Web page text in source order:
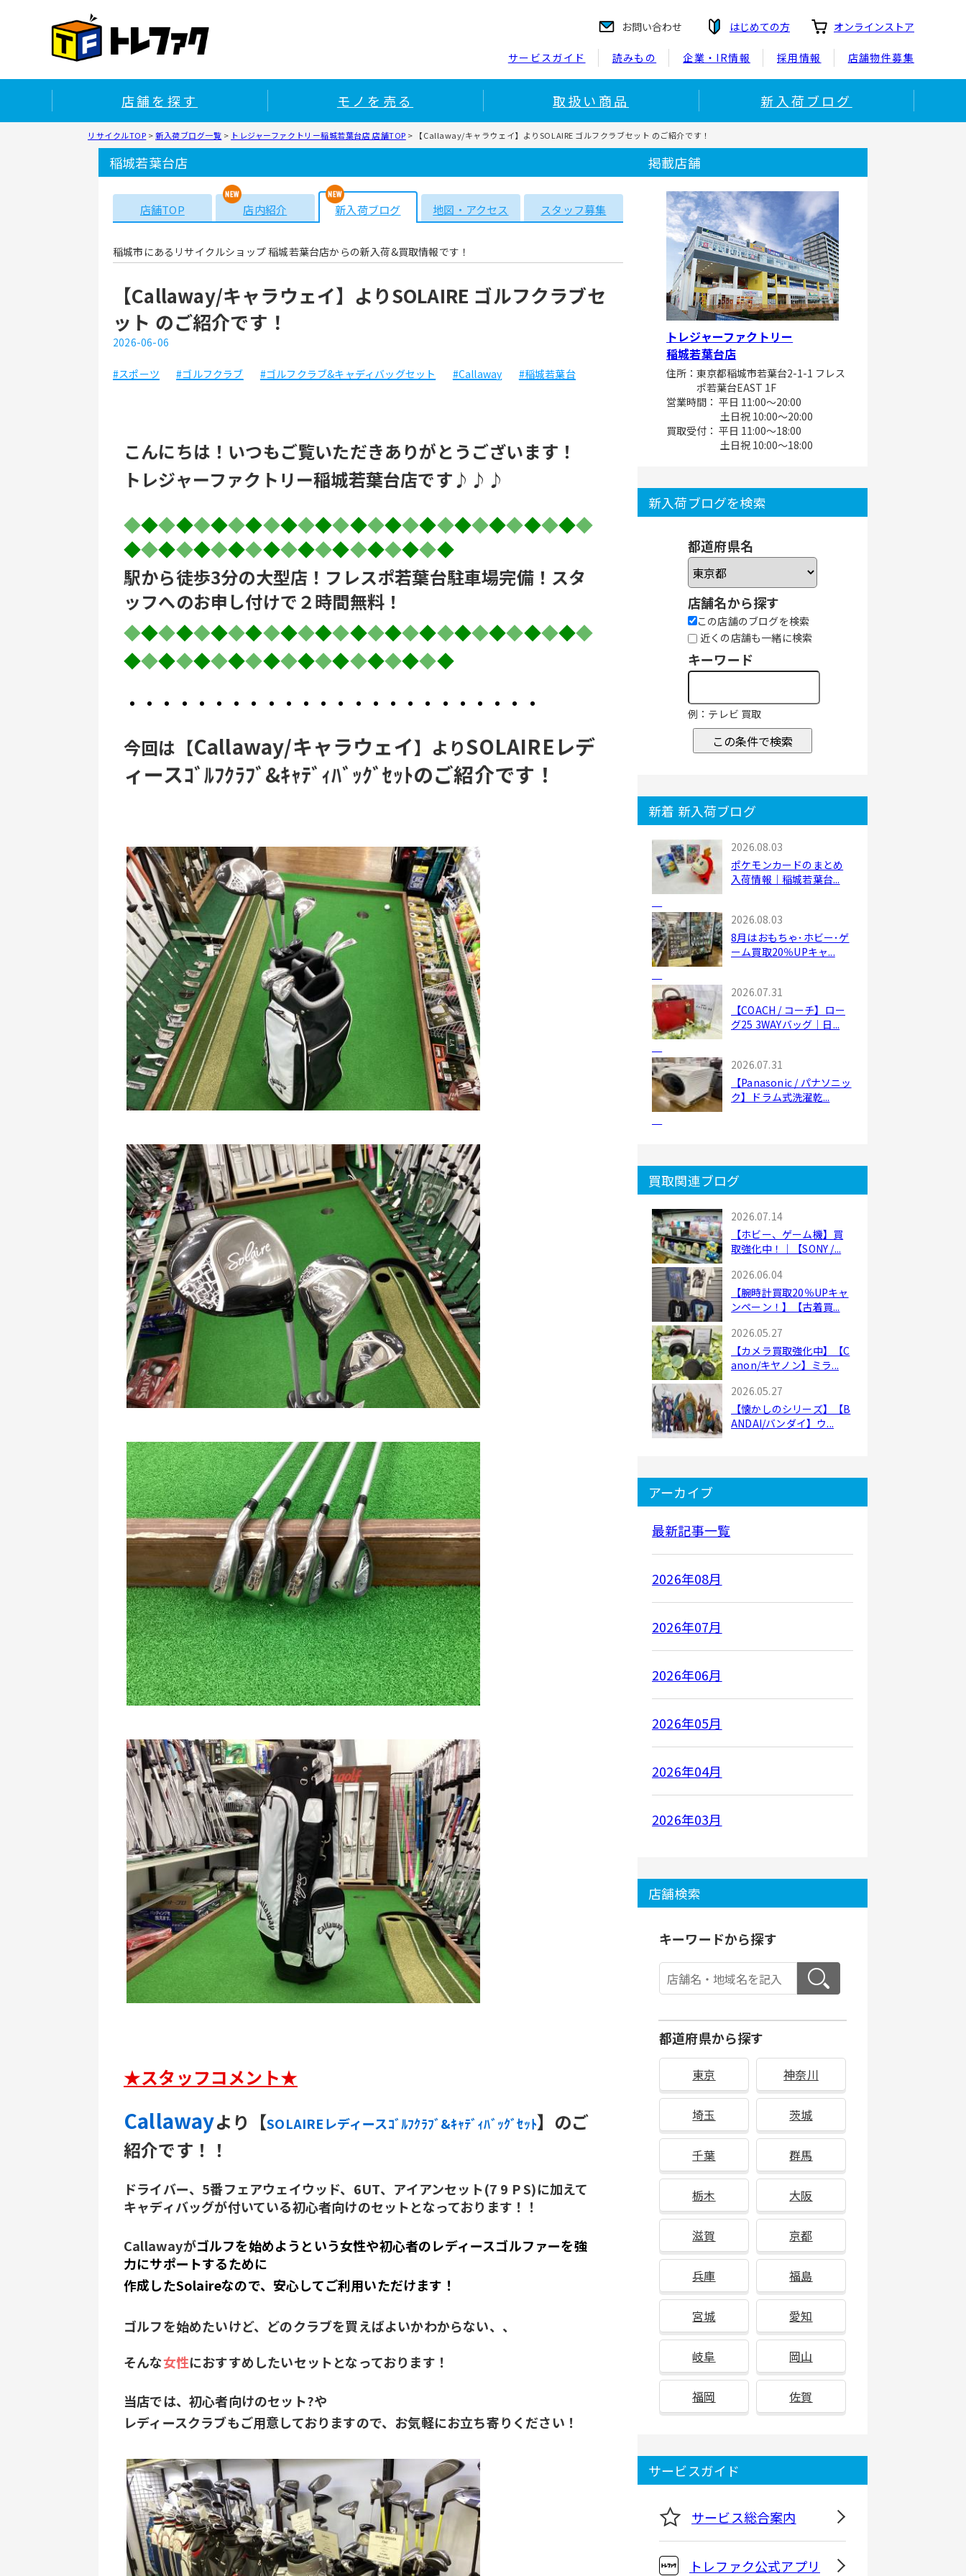
お問い合わせ はじめての方 オンラインストア
サービスガイド 読みもの 企業・IR情報 採用情報 店舗物件募集
店舗を探す モノを売る 取扱い商品 新入荷ブログ
リサイクルTOP >新入荷ブログ一覧 > トレジャーファクトリー稲城若葉台店 店舗TOP > 【Callaway/キャラウェイ】よりSOLAIRE ゴルフクラブセット のご紹介です！
稲城若葉台店
店舗TOP 店内紹介 新入荷ブログ 地図・アクセス スタッフ募集
稲城市にあるリサイクルショップ 稲城若葉台店からの新入荷&買取情報です！
【Callaway/キャラウェイ】よりSOLAIRE ゴルフクラブセ
ット のご紹介です！
2026-06-06
#スポーツ #ゴルフクラブ #ゴルフクラブ&キャディバッグセット #Callaway #稲城若葉台
こんにちは！いつもご覧いただきありがとうございます！
トレジャーファクトリー稲城若葉台店です♪♪♪
◆◆◆◆◆◆◆◆◆◆◆◆◆◆◆◆◆◆◆◆◆◆◆◆◆◆◆
◆◆◆◆◆◆◆◆◆◆◆◆◆◆◆◆◆◆◆
駅から徒歩3分の大型店！フレスポ若葉台駐車場完備！スタ
ッフへのお申し付けで２時間無料！
◆◆◆◆◆◆◆◆◆◆◆◆◆◆◆◆◆◆◆◆◆◆◆◆◆◆◆
◆◆◆◆◆◆◆◆◆◆◆◆◆◆◆◆◆◆◆
・・・・・・・・・・・・・・・・・・・・・・・・
今回は【Callaway/キャラウェイ】よりSOLAIREレデ
ィースｺﾞﾙﾌｸﾗﾌﾞ&ｷｬﾃﾞｨﾊﾞｯｸﾞｾｯﾄのご紹介です！
★スタッフコメント★
Callawayより 【SOLAIREレディースｺﾞﾙﾌｸﾗﾌﾞ&ｷｬﾃﾞｨﾊﾞｯｸﾞｾｯﾄ】のご
紹介です！！
ドライバー、5番フェアウェイウッド、6UT、アイアンセット(7 9 P S)に加えて
キャディバッグが付いている初心者向けのセットとなっております！！
Callawayがゴルフを始めようという女性や初心者のレディースゴルファーを強
力にサポートするために
作成したSolaireなので、安心してご利用いただけます！
ゴルフを始めたいけど、どのクラブを買えばよいかわからない、、
そんな女性におすすめしたいセットとなっております！
当店では、初心者向けのセット?や
レディースクラブもご用意しておりますので、お気軽にお立ち寄りください！
掲載店舗
トレジャーファクトリー
稲城若葉台店
住所：東京都稲城市若葉台2-1-1 フレス
ポ若葉台EAST 1F
営業時間： 平日 11:00～20:00
土日祝 10:00～20:00
買取受付： 平日 11:00～18:00
土日祝 10:00～18:00
新入荷ブログを検索
都道府県名
店舗名から探す
この店舗のブログを検索
近くの店舗も一緒に検索
キーワード
例：テレビ 買取
この条件で検索
新着 新入荷ブログ
2026.08.03
ポケモンカードのまとめ
入荷情報｜稲城若葉台...
2026.08.03
8月はおもちゃ･ホビー･ゲ
ーム買取20％UPキャ...
2026.07.31
【COACH / コーチ】ロー
グ25 3WAYバッグ｜日...
2026.07.31
【Panasonic / パナソニッ
ク】ドラム式洗濯乾...
買取関連ブログ
2026.07.14
【ホビー、ゲーム機】買
取強化中！｜【SONY /...
2026.06.04
【腕時計買取20％UPキャ
ンペーン！】【古着買...
2026.05.27
【カメラ買取強化中】【C
anon/キヤノン】ミラ...
2026.05.27
【懐かしのシリーズ】【B
ANDAI/バンダイ】ウ...
アーカイブ
最新記事一覧
2026年08月
2026年07月
2026年06月
2026年05月
2026年04月
2026年03月
店舗検索
キーワードから探す
都道府県から探す
東京 神奈川
埼玉 茨城
千葉 群馬
栃木 大阪
滋賀 京都
兵庫 福島
宮城 愛知
岐阜 岡山
福岡 佐賀
サービスガイド
サービス総合案内
トレファク公式アプリ